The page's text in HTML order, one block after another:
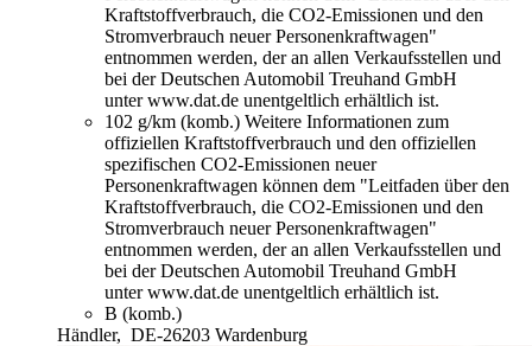
Kraftstoffverbrauch, die CO2-Emissionen und den
Stromverbrauch neuer Personenkraftwagen"
entnommen werden, der an allen Verkaufsstellen und
bei der Deutschen Automobil Treuhand GmbH
unter www.dat.de unentgeltlich erhältlich ist.
102 g/km (komb.) Weitere Informationen zum
offiziellen Kraftstoffverbrauch und den offiziellen
spezifischen CO2-Emissionen neuer
Personenkraftwagen können dem "Leitfaden über den
Kraftstoffverbrauch, die CO2-Emissionen und den
Stromverbrauch neuer Personenkraftwagen"
entnommen werden, der an allen Verkaufsstellen und
bei der Deutschen Automobil Treuhand GmbH
unter www.dat.de unentgeltlich erhältlich ist.
B (komb.)
Händler, DE-26203 Wardenburg